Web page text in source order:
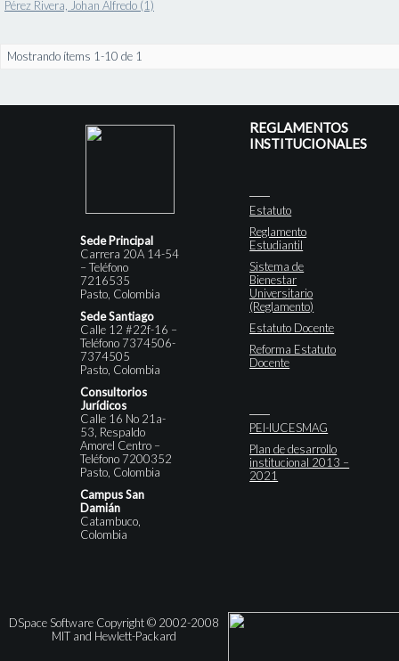
Pérez Rivera, Johan Alfredo (1)
Mostrando ítems 1-10 de 1
Sede Principal
Carrera 20A 14-54
– Teléfono
7216535
Pasto, Colombia
Sede Santiago
Calle 12 #22f-16 –
Teléfono 7374506-
7374505
Pasto, Colombia
Consultorios
Jurídicos
Calle 16 No 21a-
53, Respaldo
Amorel Centro –
Teléfono 7200352
Pasto, Colombia
Campus San
Damián
Catambuco,
Colombia
REGLAMENTOS
INSTITUCIONALES
Estatuto
Reglamento
Estudiantil
Sistema de
Bienestar
Universitario
(Reglamento)
Estatuto Docente
Reforma Estatuto
Docente
PEI-IUCESMAG
Plan de desarrollo
institucional 2013 –
2021
DSpace Software Copyright © 2002-2008
MIT and Hewlett-Packard